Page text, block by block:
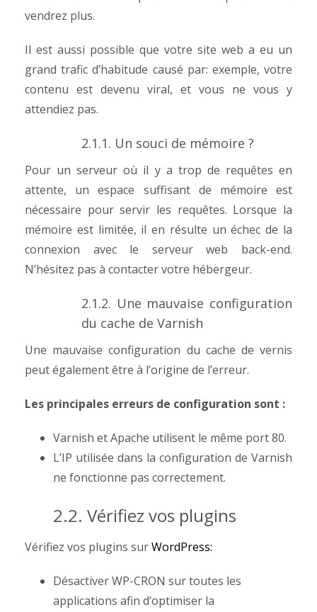
vendrez plus.
Il est aussi possible que votre site web a eu un
grand trafic d’habitude causé par: exemple, votre
contenu est devenu viral, et vous ne vous y
attendiez pas.
2.1.1. Un souci de mémoire ?
Pour un serveur où il y a trop de requêtes en
attente, un espace suffisant de mémoire est
nécessaire pour servir les requêtes. Lorsque la
mémoire est limitée, il en résulte un échec de la
connexion avec le serveur web back-end.
N’hésitez pas à contacter votre hébergeur.
2.1.2. Une mauvaise configuration
du cache de Varnish
Une mauvaise configuration du cache de vernis
peut également être à l’origine de l’erreur.
Les principales erreurs de configuration sont :
Varnish et Apache utilisent le même port 80.
L’IP utilisée dans la configuration de Varnish
ne fonctionne pas correctement.
2.2. Vérifiez vos plugins
Vérifiez vos plugins surWordPress:
Désactiver WP-CRON sur toutes les
applications afin d’optimiser la